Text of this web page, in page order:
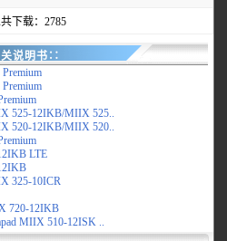
下载：2785
说明书∷
525-12IKB/MIIX 525..
520-12IKB/MIIX 520..
LTE
325-10ICR
720-12IKB
MIIX 510-12ISK ..